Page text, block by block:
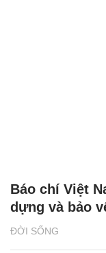
ĐỜI SỐNG
Báo chí Việt
dựng và bảo